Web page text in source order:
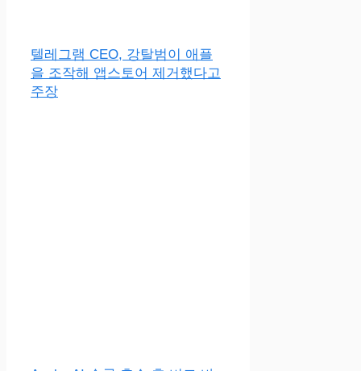
텔레그램 CEO, 강탈범이 애플
을 조작해 앱스토어 제거했다고
주장